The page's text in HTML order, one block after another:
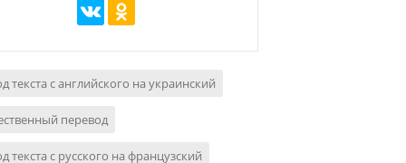
текста с английского на украинский
перевод
текста с русского на французский